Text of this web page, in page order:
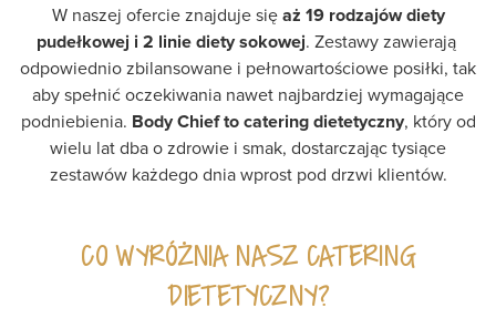
W naszej ofercie znajduje się aż 19 rodzajów diety
pudełkowej i 2 linie diety sokowej. Zestawy zawierają
odpowiednio zbilansowane i pełnowartościowe posiłki, tak
aby spełnić oczekiwania nawet najbardziej wymagające
podniebienia. Body Chief to catering dietetyczny, który od
wielu lat dba o zdrowie i smak, dostarczając tysiące
zestawów każdego dnia wprost pod drzwi klientów.
CO WYRÓŻNIA NASZ CATERING
DIETETYCZNY?